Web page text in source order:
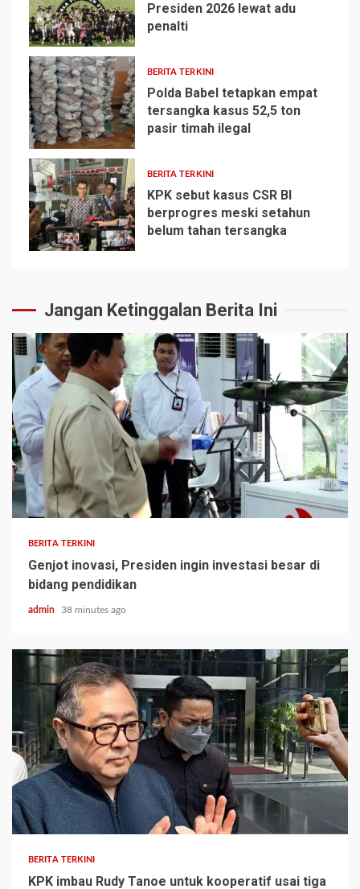
3
Presiden 2026 lewat adu
penalti
4
BERITA TERKINI
Polda Babel tetapkan empat
tersangka kasus 52,5 ton
pasir timah ilegal
5
BERITA TERKINI
KPK sebut kasus CSR BI
berprogres meski setahun
belum tahan tersangka
Jangan Ketinggalan Berita Ini
BERITA TERKINI
Genjot inovasi, Presiden ingin investasi besar di
bidang pendidikan
admin 38 minutes ago
BERITA TERKINI
KPK imbau Rudy Tanoe untuk kooperatif usai tiga